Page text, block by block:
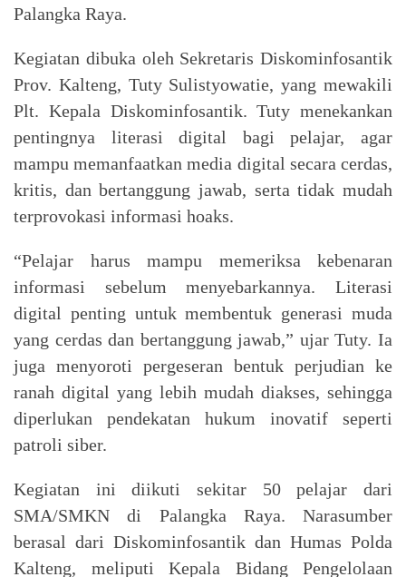
Palangka Raya.
Kegiatan dibuka oleh Sekretaris Diskominfosantik
Prov. Kalteng, Tuty Sulistyowatie, yang mewakili
Plt. Kepala Diskominfosantik. Tuty menekankan
pentingnya literasi digital bagi pelajar, agar
mampu memanfaatkan media digital secara cerdas,
kritis, dan bertanggung jawab, serta tidak mudah
terprovokasi informasi hoaks.
“Pelajar harus mampu memeriksa kebenaran
informasi sebelum menyebarkannya. Literasi
digital penting untuk membentuk generasi muda
yang cerdas dan bertanggung jawab,” ujar Tuty. Ia
juga menyoroti pergeseran bentuk perjudian ke
ranah digital yang lebih mudah diakses, sehingga
diperlukan pendekatan hukum inovatif seperti
patroli siber.
Kegiatan ini diikuti sekitar 50 pelajar dari
SMA/SMKN di Palangka Raya. Narasumber
berasal dari Diskominfosantik dan Humas Polda
Kalteng, meliputi Kepala Bidang Pengelolaan